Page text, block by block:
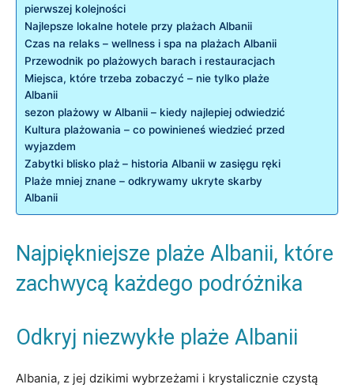
pierwszej kolejności
Najlepsze lokalne hotele przy plażach Albanii
Czas na relaks – wellness i spa ‍na ​plażach Albanii
Przewodnik po plażowych barach i restauracjach
Miejsca, które trzeba ‌zobaczyć – nie tylko plaże
‍Albanii
sezon plażowy w‌ Albanii – kiedy najlepiej odwiedzić
Kultura plażowania – co powinieneś wiedzieć przed
⁢wyjazdem
Zabytki⁤ blisko plaż – historia​ Albanii w ⁣zasięgu⁤ ręki
Plaże mniej znane – odkrywamy ukryte ⁢skarby
Albanii
Najpiękniejsze plaże Albanii, które
zachwycą każdego podróżnika
Odkryj niezwykłe plaże Albanii
Albania, z ⁤jej dzikimi⁤ wybrzeżami ‍i krystalicznie czystą